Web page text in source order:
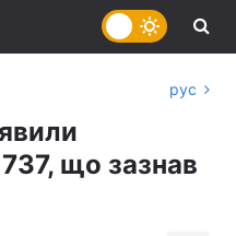
рус
що зазнав